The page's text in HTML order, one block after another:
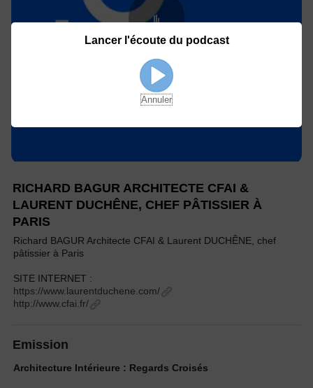
RICHARD BAGUR ARCHITECTE CFAI &
LAURENT DUCHÊNE, CHEF PÂTISSIER À
PARIS
Richard BAGUR Architecte CFAI & Laurent DUCHÊNE, chef
pâtissier à Paris
SITE INTERNET :
https://www.laurentduchene.com/
http://www.cfai.fr/
Emission
Architecture Intérieure : Regards Croisés
Lancer l'écoute du podcast
Annuler